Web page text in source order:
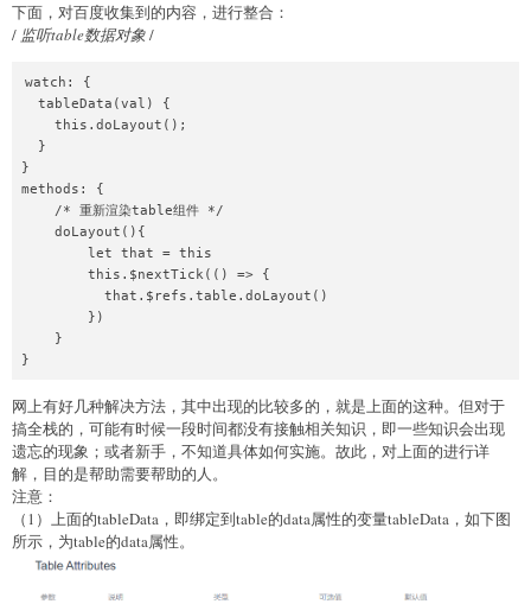
下面，对百度收集到的内容，进行整合：
/ 监听table数据对象/
watch: {
  tableData(val) {
    this.doLayout();
  }
}
methods: {
    /* 重新渲染table组件 */
    doLayout(){
        let that = this
        this.$nextTick(() => {
          that.$refs.table.doLayout()
        })
    }
}
网上有好几种解决方法，其中出现的比较多的，就是上面的这种。但对于
搞全栈的，可能有时候一段时间都没有接触相关知识，即一些知识会出现
遗忘的现象；或者新手，不知道具体如何实施。故此，对上面的进行详
解，目的是帮助需要帮助的人。
注意：
（1）上面的tableData，即绑定到table的data属性的变量tableData，如下图
所示，为table的data属性。